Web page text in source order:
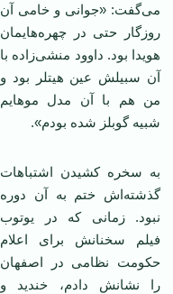
می‌گفت: «جوانی و خامی آن
روزگار حتی در چهره‌هایمان
هویدا بود. داوود منشی‌زاده با
آن سبیلش عین هیتلر بود و
من هم با آن مدل مو‌هایم
شبیه گوبلز شده بودم».
به سخره کشیدن اشتباهات
گذشته‌اش ختم به آن دوره
نبود. زمانی که در یوتوب
فیلم سخنانش برای اعلام
حکومت نظامی در اصفهان
را نشانش دادم، خندید و